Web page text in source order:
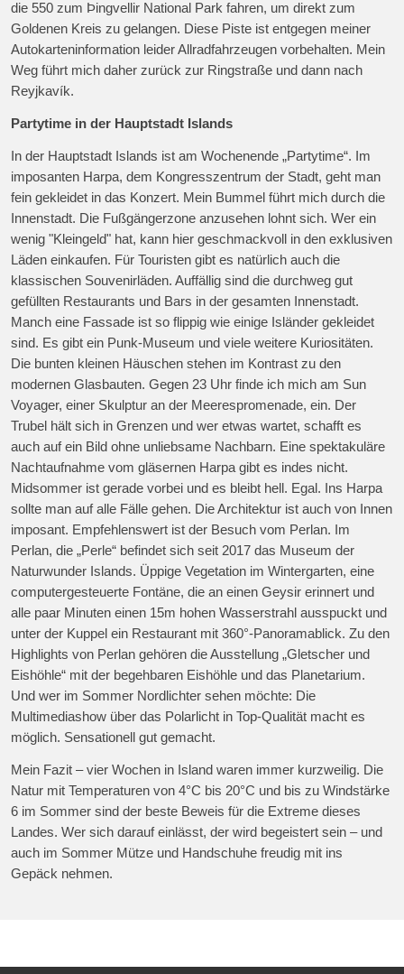
die 550 zum Þingvellir National Park fahren, um direkt zum
Goldenen Kreis zu gelangen. Diese Piste ist entgegen meiner
Autokarteninformation leider Allradfahrzeugen vorbehalten. Mein
Weg führt mich daher zurück zur Ringstraße und dann nach
Reyjkavík.
Partytime in der Hauptstadt Islands
In der Hauptstadt Islands ist am Wochenende „Partytime“. Im
imposanten Harpa, dem Kongresszentrum der Stadt, geht man
fein gekleidet in das Konzert. Mein Bummel führt mich durch die
Innenstadt. Die Fußgängerzone anzusehen lohnt sich. Wer ein
wenig "Kleingeld" hat, kann hier geschmackvoll in den exklusiven
Läden einkaufen. Für Touristen gibt es natürlich auch die
klassischen Souvenirläden. Auffällig sind die durchweg gut
gefüllten Restaurants und Bars in der gesamten Innenstadt.
Manch eine Fassade ist so flippig wie einige Isländer gekleidet
sind. Es gibt ein Punk-Museum und viele weitere Kuriositäten.
Die bunten kleinen Häuschen stehen im Kontrast zu den
modernen Glasbauten. Gegen 23 Uhr finde ich mich am Sun
Voyager, einer Skulptur an der Meerespromenade, ein. Der
Trubel hält sich in Grenzen und wer etwas wartet, schafft es
auch auf ein Bild ohne unliebsame Nachbarn. Eine spektakuläre
Nachtaufnahme vom gläsernen Harpa gibt es indes nicht.
Midsommer ist gerade vorbei und es bleibt hell. Egal. Ins Harpa
sollte man auf alle Fälle gehen. Die Architektur ist auch von Innen
imposant. Empfehlenswert ist der Besuch vom Perlan. Im
Perlan, die „Perle“ befindet sich seit 2017 das Museum der
Naturwunder Islands. Üppige Vegetation im Wintergarten, eine
computergesteuerte Fontäne, die an einen Geysir erinnert und
alle paar Minuten einen 15m hohen Wasserstrahl ausspuckt und
unter der Kuppel ein Restaurant mit 360°-Panoramablick. Zu den
Highlights von Perlan gehören die Ausstellung „Gletscher und
Eishöhle“ mit der begehbaren Eishöhle und das Planetarium.
Und wer im Sommer Nordlichter sehen möchte: Die
Multimediashow über das Polarlicht in Top-Qualität macht es
möglich. Sensationell gut gemacht.
Mein Fazit – vier Wochen in Island waren immer kurzweilig. Die
Natur mit Temperaturen von 4°C bis 20°C und bis zu Windstärke
6 im Sommer sind der beste Beweis für die Extreme dieses
Landes. Wer sich darauf einlässt, der wird begeistert sein – und
auch im Sommer Mütze und Handschuhe freudig mit ins
Gepäck nehmen.